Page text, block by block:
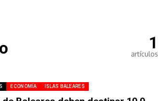
1
artículos
ECONOMÍA ISLAS BALEARES